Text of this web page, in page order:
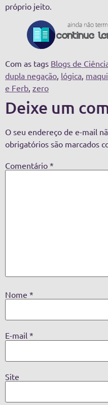
próprio jeito.
Com as tags Blogs de
dupla negação, lógica,
e Ferb, zero
Deixe um
O seu endereço de e-mail
obrigatórios são marcados
Comentário *
Nome *
E-mail *
Site